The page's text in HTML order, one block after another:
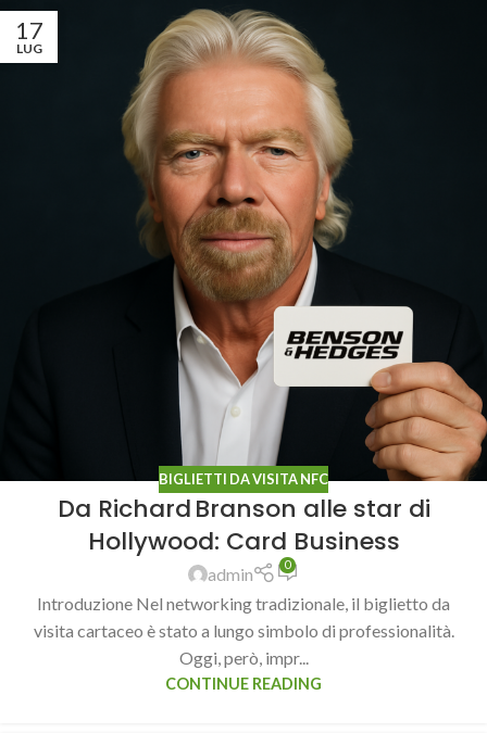
17
LUG
BIGLIETTI DA VISITA NFC
Da Richard Branson alle star di
Hollywood: Card Business
admin 0
Introduzione Nel networking tradizionale, il biglietto da
visita cartaceo è stato a lungo simbolo di professionalità.
Oggi, però, impr...
CONTINUE READING